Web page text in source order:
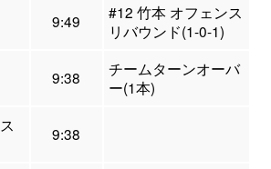
9:49
#12 竹本 オフェンス
リバウンド(1-0-1)
9:38
チームターンオーバ
ー(1本)
9:38